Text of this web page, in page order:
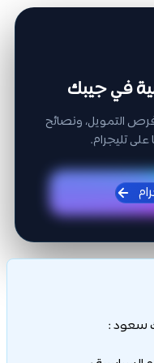
في جيبك
التمويل، ونصائح
على تليجرام.
سعود :